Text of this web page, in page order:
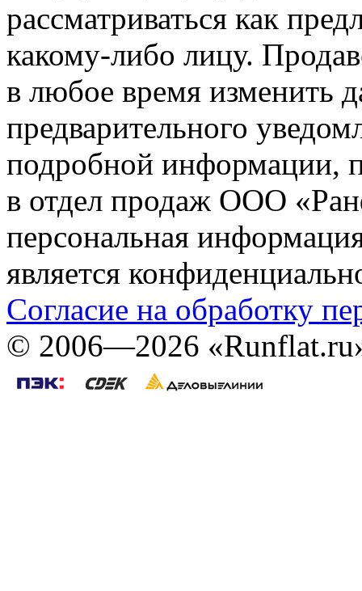
рассматриваться как
какому-либо лицу.
в любое время изменить
предварительного
подробной информации,
в отдел продаж ООО
персональная
является
Согласие на обработку
© 2006—2026